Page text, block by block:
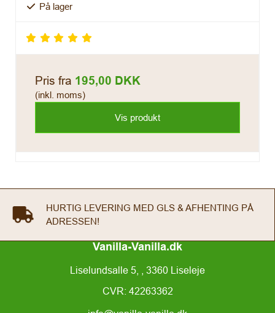
På lager
Pris fra 195,00 DKK
(inkl. moms)
Vis produkt
FREMRAGENDE ANMELDELSER PÅ GOOGLE &
TRUSTPILOT
Vanilla-Vanilla.dk
Liselundsalle 5, , 3360 Liseleje
CVR: 42263362